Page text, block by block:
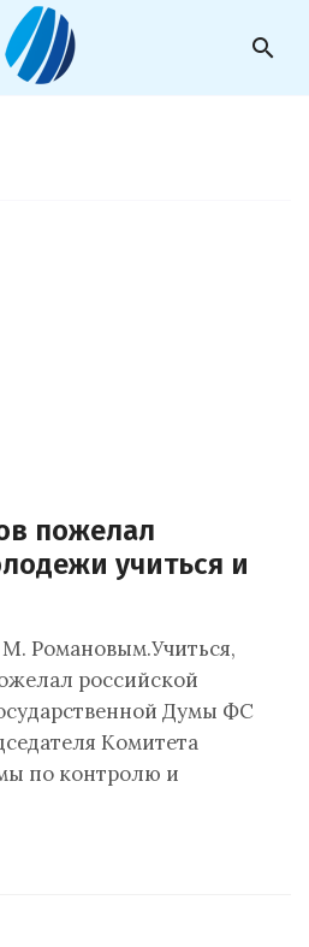
search
пожелал
учиться и
Романовым.Учиться,
российской
Думы ФС
Комитета
по контролю и